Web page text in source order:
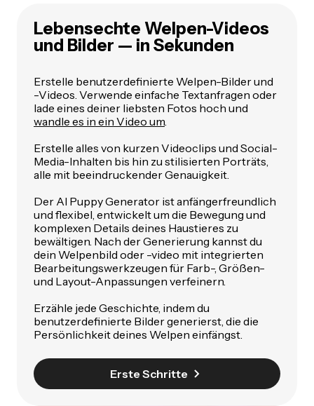
Lebensechte Welpen-Videos
und Bilder — in Sekunden
Erstelle benutzerdefinierte Welpen-Bilder und
-Videos. Verwende einfache Textanfragen oder
lade eines deiner liebsten Fotos hoch und
wandle es in ein Video um
Erstelle alles von kurzen Videoclips und Social-
Media-Inhalten bis hin zu stilisierten Porträts,
alle mit beeindruckender Genauigkeit.
Der AI Puppy Generator ist anfängerfreundlich
und flexibel, entwickelt um die Bewegung und
komplexen Details deines Haustieres zu
bewältigen. Nach der Generierung kannst du
dein Welpenbild oder -video mit integrierten
Bearbeitungswerkzeugen für Farb-, Größen-
und Layout-Anpassungen verfeinern.
Erzähle jede Geschichte, indem du
benutzerdefinierte Bilder generierst, die die
Persönlichkeit deines Welpen einfängst.
Erste Schritte